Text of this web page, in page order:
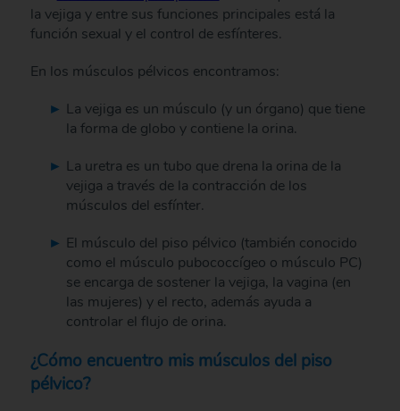
la vejiga y entre sus funciones principales está la
función sexual y el control de esfínteres.
En los músculos pélvicos encontramos:
La vejiga es un músculo (y un órgano) que tiene
la forma de globo y contiene la orina.
La uretra es un tubo que drena la orina de la
vejiga a través de la contracción de los
músculos del esfínter.
El músculo del piso pélvico (también conocido
como el músculo pubococcígeo o músculo PC)
se encarga de sostener la vejiga, la vagina (en
las mujeres) y el recto, además ayuda a
controlar el flujo de orina.
¿Cómo encuentro mis músculos del piso
pélvico?